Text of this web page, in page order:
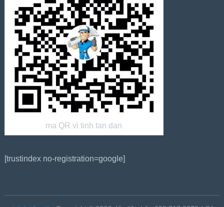
ma QR vi tinh tan dan
[trustindex no-registration=google]